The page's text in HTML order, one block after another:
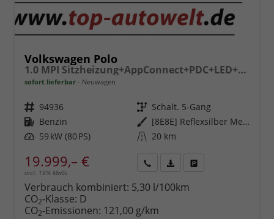
Volkswagen Polo
1.0 MPI Sitzheizung+AppConnect+PDC+LED+Touch+Lichtsensor+MultiLenkrad
sofort lieferbar Neuwagen
Fahrzeugnr. 94936 Getriebe Schalt. 5-Gang
Kraftstoff Benzin Außenfarbe
[8E8E] Reflexsilber Metallic
Leistung 59 kW (80 PS) Kilometerstand 20 km
19.999,– €
incl. 19% MwSt.
anfordern
Datei,
Verbrauch kombiniert: 5,30 l/100km
CO2-Klasse: D
CO2-Emissionen: 121,00 g/km